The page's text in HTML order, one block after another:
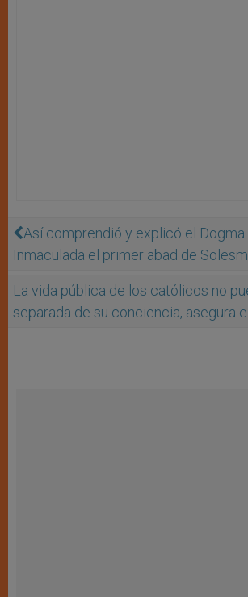
Así comprendió y explicó el Dogma
Inmaculada el primer abad de
La vida pública de los católicos no
separada de su conciencia, asegura